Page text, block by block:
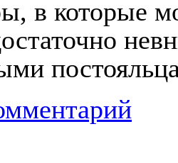
в которые